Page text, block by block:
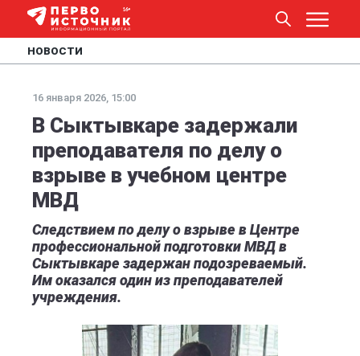
НОВОСТИ
16 января 2026, 15:00
В Сыктывкаре задержали
преподавателя по делу о
взрыве в учебном центре
МВД
Следствием по делу о взрыве в Центре
профессиональной подготовки МВД в
Сыктывкаре задержан подозреваемый.
Им оказался один из преподавателей
учреждения.